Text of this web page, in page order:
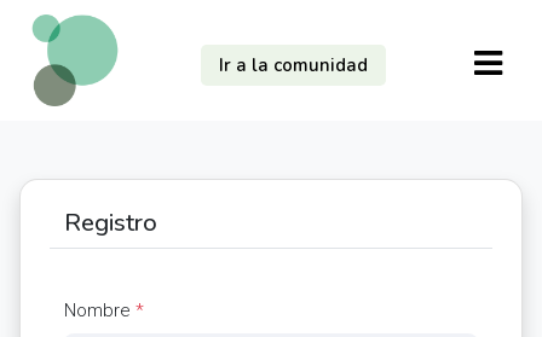
Ir a la comunidad
Registro
Nombre *